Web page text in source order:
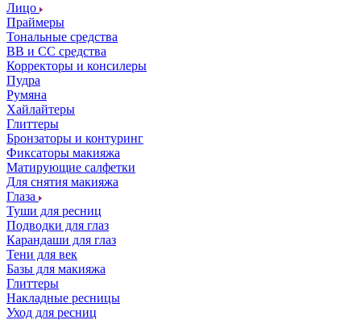
Лицо
Праймеры
Тональные средства
ВВ и СС средства
Корректоры и консилеры
Пудра
Румяна
Хайлайтеры
Глиттеры
Бронзаторы и контуринг
Фиксаторы макияжа
Матирующие салфетки
Для снятия макияжа
Глаза
Туши для ресниц
Подводки для глаз
Карандаши для глаз
Тени для век
Базы для макияжа
Глиттеры
Накладные ресницы
Уход для ресниц